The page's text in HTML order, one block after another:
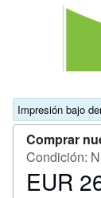
Impresión bajo
Comprar
Condición:
Precio
EUR